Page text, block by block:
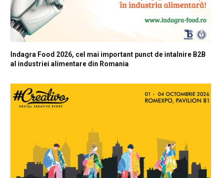
Indagra Food 2026, cel mai important punct de intalnire B2B
al industriei alimentare din Romania